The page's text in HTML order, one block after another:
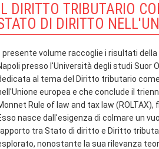
IL DIRITTO TRIBUTARIO
DI DIRITTO
Il presente volume raccoglie i risultati
presso l'Università degli studi Suor
al tema del Diritto tributario
europea e che conclude il
Rule of law and tax law (ROLTAX),
nasce dall'esigenza di colmare un
tra Stato di diritto e Diritto
nonostante la sua rilevanza